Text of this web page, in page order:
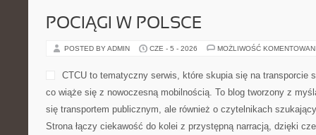
POCIĄGI W POLSCE
POSTED BY ADMIN CZE - 5 - 2026 MOŻLIWOŚĆ
CTCU to tematyczny serwis, które skupia się na transporcie
co wiąże się z nowoczesną mobilnością. To blog tworzony z
się transportem publicznym, ale również o czytelnikach
Strona łączy ciekawość do kolei z przystępną narracją, dzięki